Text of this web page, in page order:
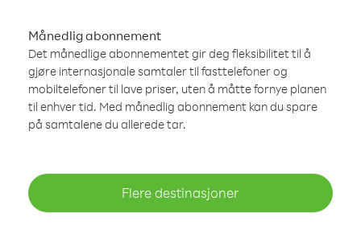
Månedlig abonnement
Det månedlige abonnementet gir deg fleksibilitet til å
gjøre internasjonale samtaler til fasttelefoner og
mobiltelefoner til lave priser, uten å måtte fornye planen
til enhver tid. Med månedlig abonnement kan du spare
på samtalene du allerede tar.
Flere destinasjoner